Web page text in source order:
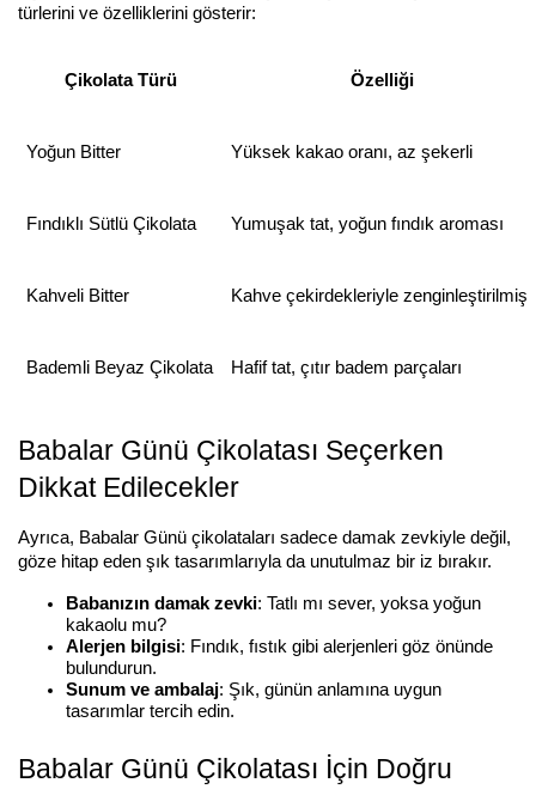
türlerini ve özelliklerini gösterir:
Çikolata Türü Özelliği
Yoğun Bitter Yüksek kakao oranı, az şekerli
Fındıklı Sütlü Çikolata Yumuşak tat, yoğun fındık aroması
Kahveli Bitter Kahve çekirdekleriyle zenginleştirilmiş
Bademli Beyaz Çikolata Hafif tat, çıtır badem parçaları
Babalar Günü Çikolatası Seçerken
Dikkat Edilecekler
Ayrıca, Babalar Günü çikolataları sadece damak zevkiyle değil,
göze hitap eden şık tasarımlarıyla da unutulmaz bir iz bırakır.
Babanızın damak zevki: Tatlı mı sever, yoksa yoğun
kakaolu mu?
Alerjen bilgisi: Fındık, fıstık gibi alerjenleri göz önünde
bulundurun.
Sunum ve ambalaj: Şık, günün anlamına uygun
tasarımlar tercih edin.
Babalar Günü Çikolatası İçin Doğru